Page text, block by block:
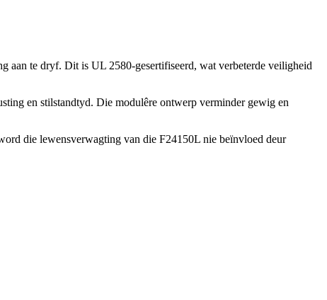
aan te dryf. Dit is UL 2580-gesertifiseerd, wat verbeterde veiligheid
en stilstandtyd. Die modulêre ontwerp verminder gewig en
die lewensverwagting van die F24150L nie beïnvloed deur